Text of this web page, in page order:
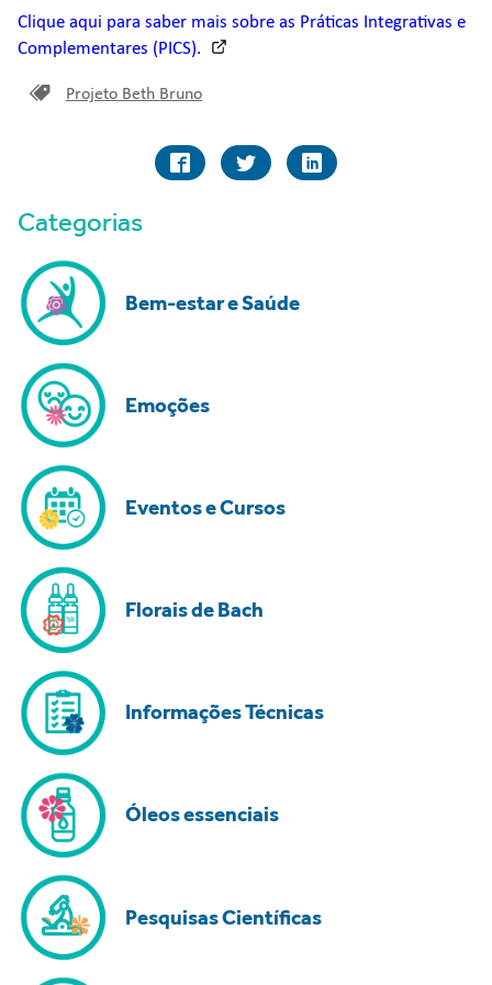
Clique aqui para saber mais sobre as Práticas Integrativas e
Complementares (PICS).
Projeto Beth Bruno
Categorias
Bem-estar e Saúde
Emoções
Eventos e Cursos
Florais de Bach
Informações Técnicas
Óleos essenciais
Pesquisas Científicas